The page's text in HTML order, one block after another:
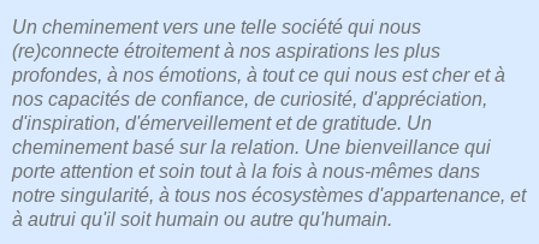
Un cheminement vers une telle société qui nous
(re)connecte étroitement à nos aspirations les plus
profondes, à nos émotions, à tout ce qui nous est cher et à
nos capacités de confiance, de curiosité, d'appréciation,
d'inspiration, d'émerveillement et de gratitude. Un
cheminement basé sur la relation. Une bienveillance qui
porte attention et soin tout à la fois à nous-mêmes dans
notre singularité, à tous nos écosystèmes d'appartenance, et
à autrui qu'il soit humain ou autre qu'humain.